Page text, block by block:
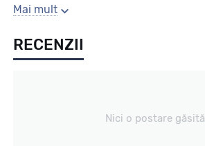
Sezon
Vara / Off Road
Mai mult
RECENZII
Nici o postare găsită